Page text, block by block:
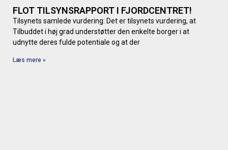
FLOT TILSYNSRAPPORT I FJORDCENTRET!
Tilsynets samlede vurdering: Det er tilsynets vurdering, at
Tilbuddet i høj grad understøtter den enkelte borger i at
udnytte deres fulde potentiale og at der
Læs mere »